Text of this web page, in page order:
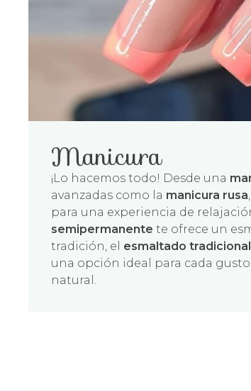
Manicura
¡Lo hacemos todo! Desde una
avanzadas como la manicura rusa
para una experiencia de
semipermanente te ofrece un
tradición, el esmaltado tradicional
una opción ideal para cada
natural.